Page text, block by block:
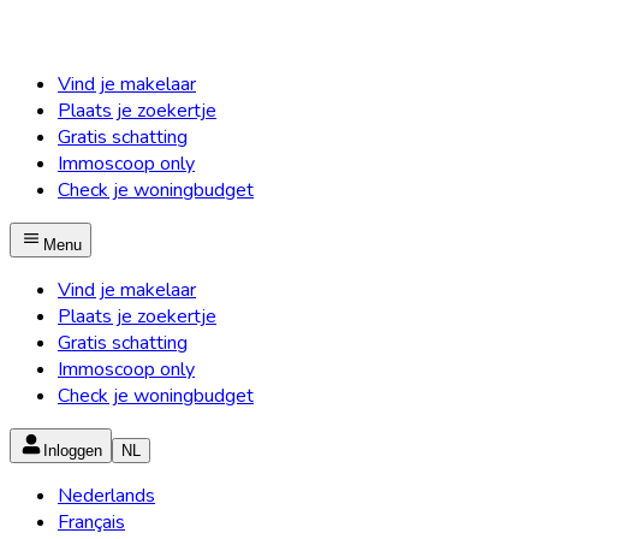
Vind je makelaar
Plaats je zoekertje
Gratis schatting
Immoscoop only
Check je woningbudget
Menu
Vind je makelaar
Plaats je zoekertje
Gratis schatting
Immoscoop only
Check je woningbudget
Inloggen NL
Nederlands
Français